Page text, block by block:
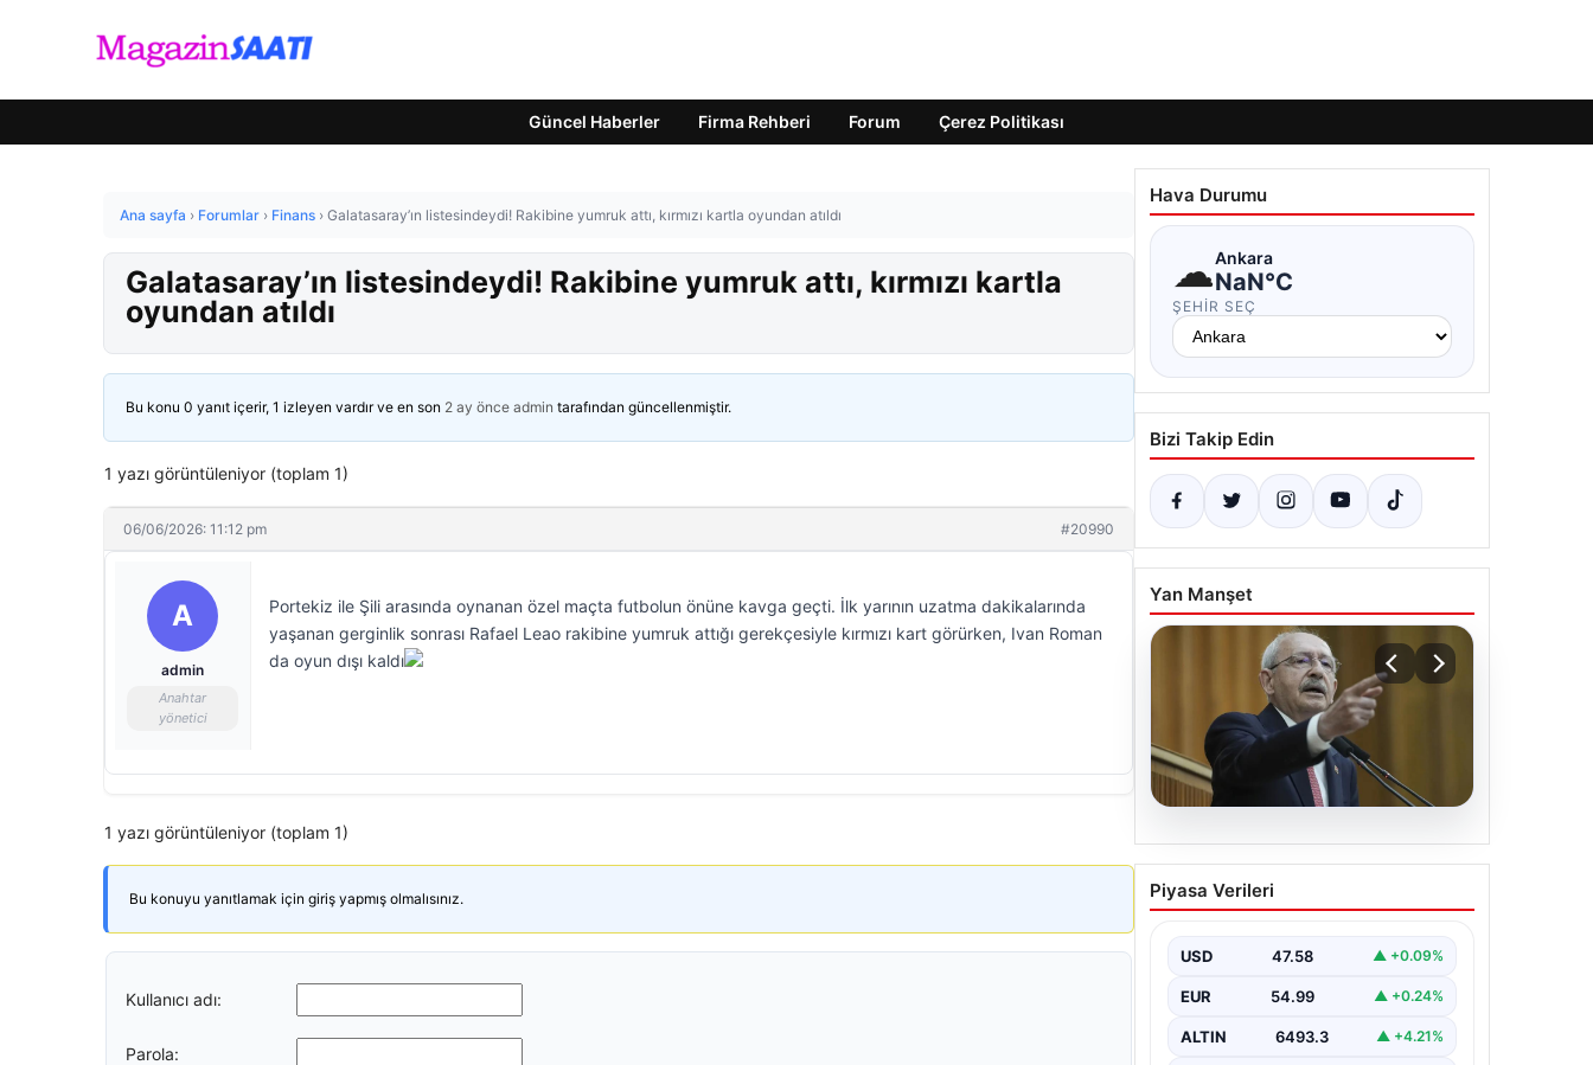
Güncel Haberler Firma Rehberi Forum Çerez Politikası
Ana sayfa › Forumlar › Finans › Galatasaray’ın listesindeydi! Rakibine yumruk attı, kırmızı kartla oyundan atıldı
Galatasaray’ın listesindeydi! Rakibine yumruk attı, kırmızı kartla
oyundan atıldı
Bu konu 0 yanıt içerir, 1 izleyen vardır ve en son 2 ay önce admin tarafından güncellenmiştir.
1 yazı görüntüleniyor (toplam 1)
06/06/2026: 11:12 pm #20990
A
admin
Anahtar
yönetici
Portekiz ile Şili arasında oynanan özel maçta futbolun önüne kavga geçti. İlk yarının uzatma dakikalarında
yaşanan gerginlik sonrası Rafael Leao rakibine yumruk attığı gerekçesiyle kırmızı kart görürken, Ivan Roman
da oyun dışı kaldı
1 yazı görüntüleniyor (toplam 1)
Bu konuyu yanıtlamak için giriş yapmış olmalısınız.
Kullanıcı adı:
Parola:
Hava Durumu
☁Ankara
NaN°C
ŞEHIR SEÇ
Bizi Takip Edin
Yan Manşet
Kılıçdaroğlu: Hesap
sormaktan da vermekten
Piyasa Verileri
USD 47.58 ▲ +0.09%
EUR 54.99 ▲ +0.24%
ALTIN 6493.3 ▲ +4.21%